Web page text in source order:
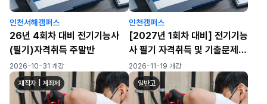
인천서해캠퍼스
26년 4회차 대비 전기기능사
(필기)자격취득 주말반
2026-10-31 개강
인천캠퍼스
[2027년 1회차 대비] 전기기능
사 필기 자격취득 및 기출문제
풀이반(월~금) (82h)
2026-11-19 개강
재직자 | 계좌제 일반고